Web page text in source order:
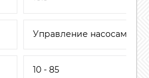
Управление насосами
10 - 85